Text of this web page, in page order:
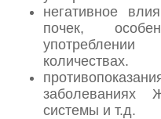
негативное
почек,
количествах.
заболеваниях
системы и т.д.